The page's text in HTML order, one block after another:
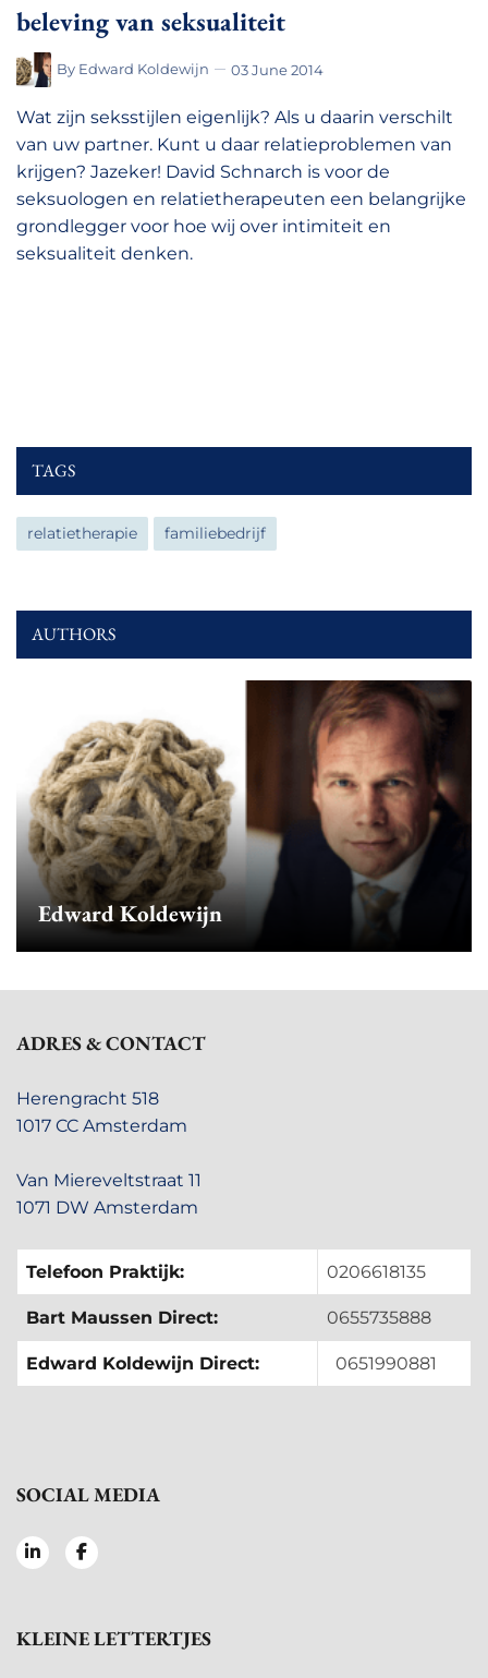
beleving van seksualiteit
By Edward Koldewijn 03 June 2014
Wat zijn seksstijlen eigenlijk? Als u daarin verschilt
van uw partner. Kunt u daar relatieproblemen van
krijgen? Jazeker! David Schnarch is voor de
seksuologen en relatietherapeuten een belangrijke
grondlegger voor hoe wij over intimiteit en
seksualiteit denken.
TAGS
relatietherapie familiebedrijf
AUTHORS
Edward Koldewijn
ADRES & CONTACT
Herengracht 518
1017 CC Amsterdam
Van Miereveltstraat 11
1071 DW Amsterdam
Telefoon Praktijk: 0206618135
Bart Maussen Direct: 0655735888
Edward Koldewijn Direct: 0651990881
SOCIAL MEDIA
KLEINE LETTERTJES